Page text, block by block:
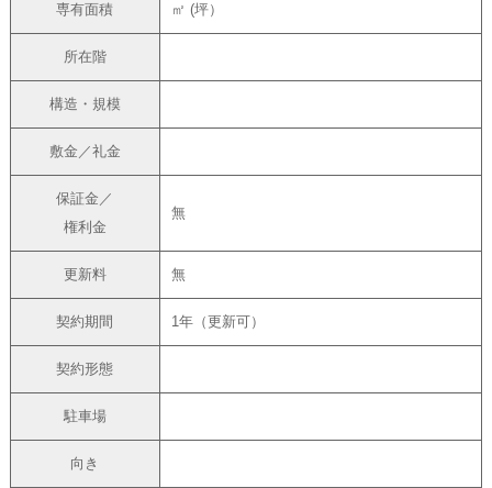
専有面積 ㎡ (坪）
所在階
構造・規模
敷金／礼金
保証金／
権利金
無
更新料 無
契約期間 1年（更新可）
契約形態
駐車場
向き